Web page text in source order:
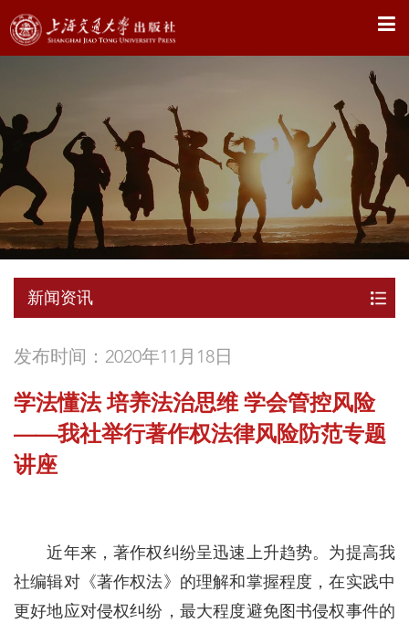
X
新闻资讯
发布时间：2020年11月18日
学法懂法 培养法治思维 学会管控风险
——我社举行著作权法律风险防范专题
讲座
近年来，著作权纠纷呈迅速上升趋势。为提高我
社编辑对《著作权法》的理解和掌握程度，在实践中
更好地应对侵权纠纷，最大程度避免图书侵权事件的